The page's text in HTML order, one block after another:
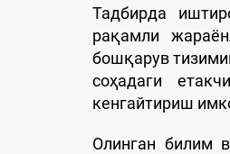
Тадбирда
рақамли
бошқарув
соҳадаги
кенгайтириш
Олинган билим